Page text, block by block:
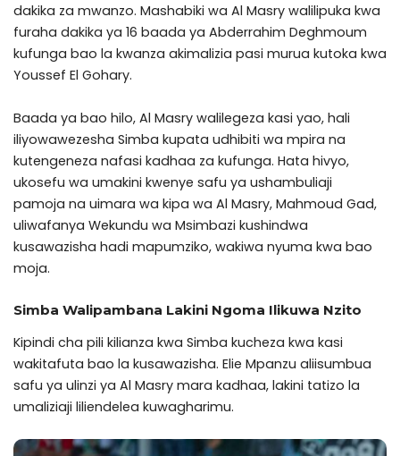
dakika za mwanzo. Mashabiki wa Al Masry walilipuka kwa
furaha dakika ya 16 baada ya Abderrahim Deghmoum
kufunga bao la kwanza akimalizia pasi murua kutoka kwa
Youssef El Gohary.
Baada ya bao hilo, Al Masry walilegeza kasi yao, hali
iliyowawezesha Simba kupata udhibiti wa mpira na
kutengeneza nafasi kadhaa za kufunga. Hata hivyo,
ukosefu wa umakini kwenye safu ya ushambuliaji
pamoja na uimara wa kipa wa Al Masry, Mahmoud Gad,
uliwafanya Wekundu wa Msimbazi kushindwa
kusawazisha hadi mapumziko, wakiwa nyuma kwa bao
moja.
Simba Walipambana Lakini Ngoma Ilikuwa Nzito
Kipindi cha pili kilianza kwa Simba kucheza kwa kasi
wakitafuta bao la kusawazisha. Elie Mpanzu aliisumbua
safu ya ulinzi ya Al Masry mara kadhaa, lakini tatizo la
umaliziaji liliendelea kuwagharimu.